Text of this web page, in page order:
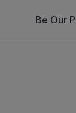
Be Our